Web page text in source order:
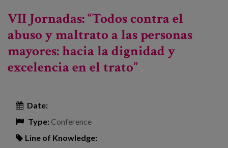
VII Jornadas: “Todos contra el
abuso y maltrato a las personas
mayores: hacia la dignidad y
excelencia en el trato”
Date:
Type:Conference
Line of Knowledge: